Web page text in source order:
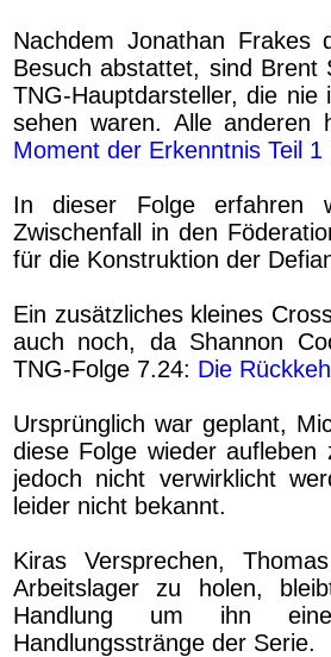
Nachdem Jonathan Frakes
Besuch abstattet, sind Brent
TNG-Hauptdarsteller, die
sehen waren. Alle
Moment der Erkenntnis Teil 1
In dieser Folge erfahren
Zwischenfall in den
für die Konstruktion der
Ein zusätzliches kleines
auch noch, da Shannon
TNG-Folge 7.24: Die
Ursprünglich war geplant,
diese Folge wieder
jedoch nicht verwirklicht
leider nicht bekannt.
Kiras Versprechen,
Arbeitslager zu holen,
Handlung um ihn
Handlungsstränge der Serie.